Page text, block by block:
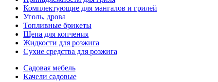
Комплектующие для мангалов и грилей
Уголь, дрова
Топливные брикеты
Щепа для копчения
Жидкости для розжига
Сухие средства для розжига
Садовая мебель
Качели садовые